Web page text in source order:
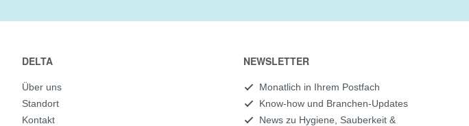
DELTA
Über uns
Standort
Kontakt
NEWSLETTER
Monatlich in Ihrem Postfach
Know-how und Branchen-Updates
News zu Hygiene, Sauberkeit &